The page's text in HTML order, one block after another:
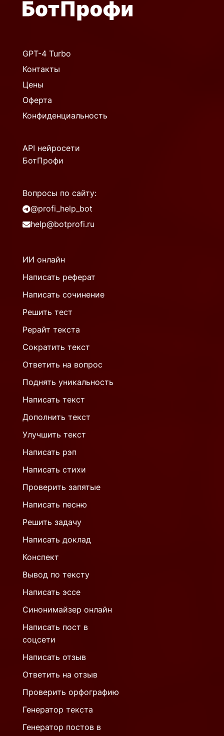
GPT-4 Turbo
Контакты
Цены
Оферта
Конфиденциальность
API нейросети
БотПрофи
Вопросы по сайту:
@profi_help_bot
help@botprofi.ru
ИИ онлайн
Написать реферат
Написать сочинение
Решить тест
Рерайт текста
Сократить текст
Ответить на вопрос
Поднять уникальность
Написать текст
Дополнить текст
Улучшить текст
Написать рэп
Написать стихи
Проверить запятые
Написать песню
Решить задачу
Написать доклад
Конспект
Вывод по тексту
Написать эссе
Синонимайзер онлайн
Написать пост в
соцсети
Написать отзыв
Ответить на отзыв
Проверить орфографию
Генератор текста
Генератор постов в